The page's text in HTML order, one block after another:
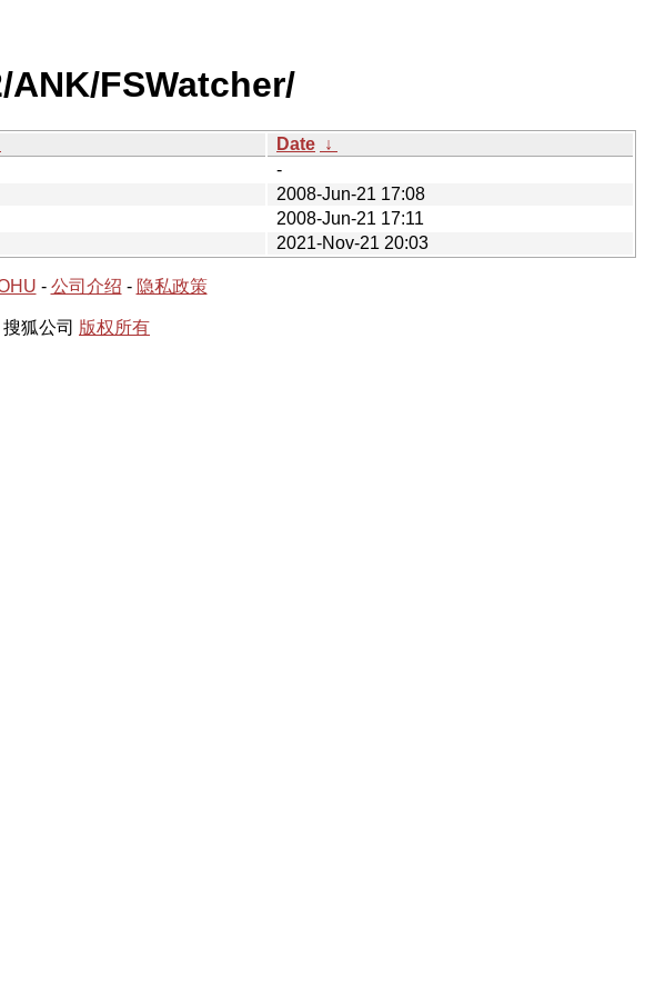
FSWatcher/
Date ↓
-
2008-Jun-21 17:08
2008-Jun-21 17:11
2021-Nov-21 20:03
- 公司介绍 - 隐私政策
狐公司 版权所有